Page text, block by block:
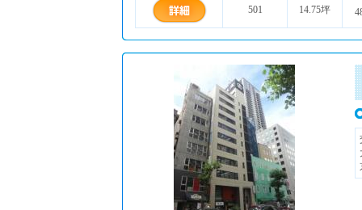
501 14.75坪